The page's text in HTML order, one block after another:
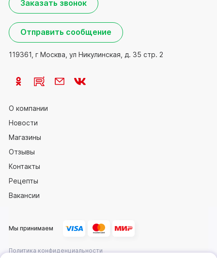
О компании
Новости
Магазины
Отзывы
Контакты
Рецепты
Вакансии
Заказать звонок
Отправить сообщение
119361, г Москва, ул Никулинская, д. 35 стр. 2
Политика конфиденциальности
Мы принимаем